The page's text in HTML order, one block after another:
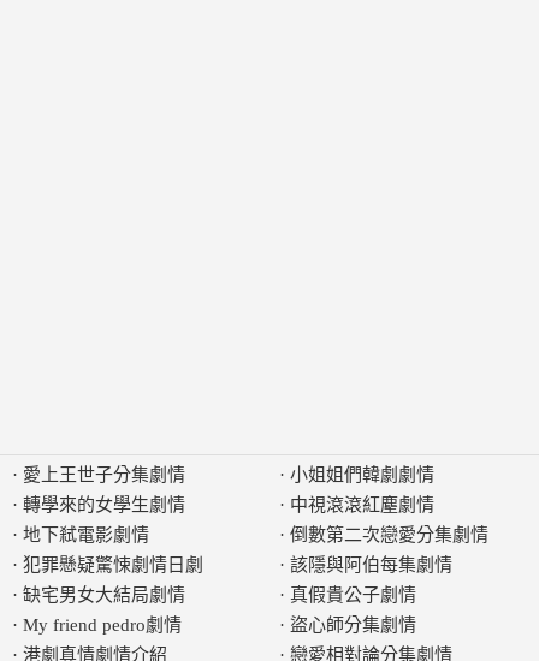
· 愛上王世子分集劇情
· 轉學來的女學生劇情
· 地下弒電影劇情
· 犯罪懸疑驚悚劇情日劇
· 缺宅男女大結局劇情
· My friend pedro劇情
· 港劇真情劇情介紹
· 小姐姐們韓劇劇情
· 中視滾滾紅塵劇情
· 倒數第二次戀愛分集劇情
· 該隱與阿伯每集劇情
· 真假貴公子劇情
· 盜心師分集劇情
· 戀愛相對論分集劇情